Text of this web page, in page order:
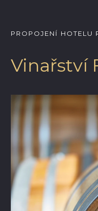
PROPOJENÍ HOTELU
Vinařství